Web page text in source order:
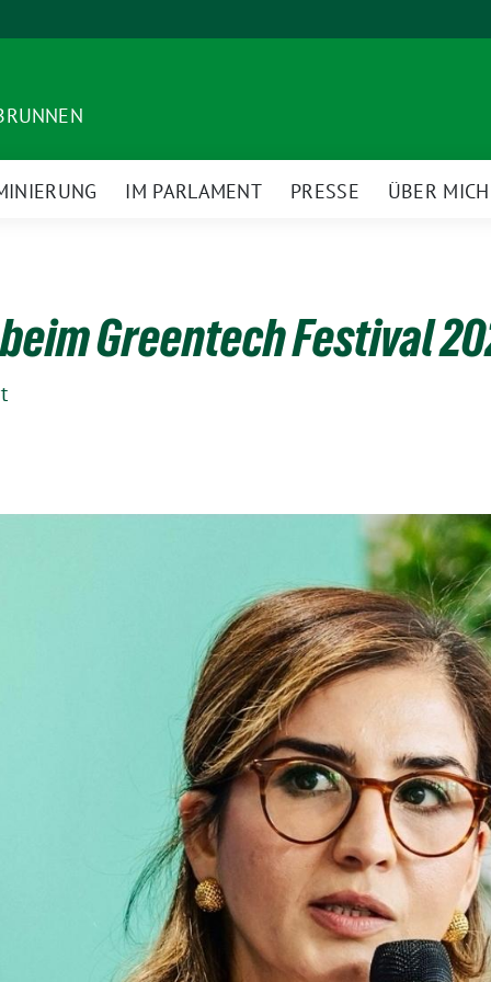
IM PARLAMENT PRESSE ÜBER MICH
Greentech Festival